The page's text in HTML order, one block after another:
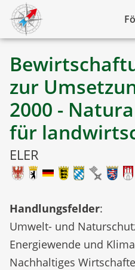
zur
2000 -
für
ELER
Handlungsfelder:
Umwelt- und
Energiewende und
Nachhaltiges